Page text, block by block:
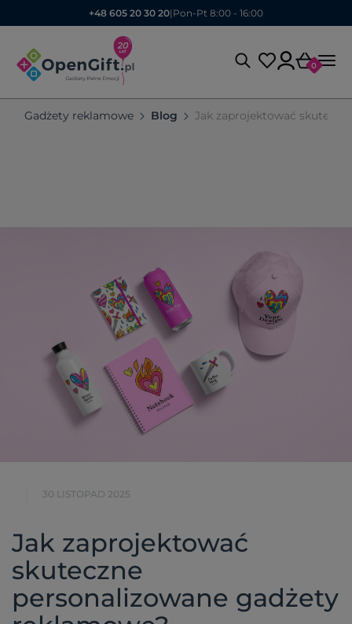
+48 605 20 30 20| Pon-Pt 8:00 - 16:00
0
Gadżety reklamowe Blog Jak zaprojektować
30 LISTOPAD 2025
Jak zaprojektować
skuteczne
personalizowane gadżety